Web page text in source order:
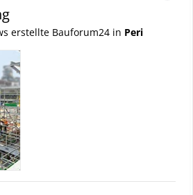
erstellte Bauforum24 in Peri